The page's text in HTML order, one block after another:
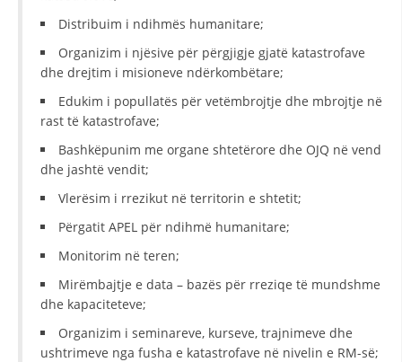
Distribuim i ndihmës humanitare;
Organizim i njësive për përgjigje gjatë katastrofave
dhe drejtim i misioneve ndërkombëtare;
Edukim i popullatës për vetëmbrojtje dhe mbrojtje në
rast të katastrofave;
Bashkëpunim me organe shtetërore dhe OJQ në vend
dhe jashtë vendit;
Vlerësim i rrezikut në territorin e shtetit;
Përgatit APEL për ndihmë humanitare;
Monitorim në teren;
Mirëmbajtje e data – bazës për rreziqe të mundshme
dhe kapaciteteve;
Organizim i seminareve, kurseve, trajnimeve dhe
ushtrimeve nga fusha e katastrofave në nivelin e RM-së;